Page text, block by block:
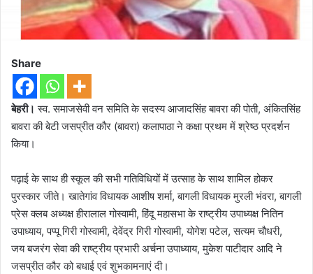
Share
बेहरी। स्व. समाजसेवी वन समिति के सदस्य आजादसिंह बावरा की पोती, अंकितसिंह
बावरा की बेटी जसप्रीत कौर (बावरा) कलापाठा ने कक्षा प्रथम में श्रेष्ठ प्रदर्शन
किया।
पढ़ाई के साथ ही स्कूल की सभी गतिविधियों में उत्साह के साथ शामिल होकर
पुरस्कार जीते। खातेगांव विधायक आशीष शर्मा, बागली विधायक मुरली भंवरा, बागली
प्रेस क्लब अध्यक्ष हीरालाल गोस्वामी, हिंदू महासभा के राष्ट्रीय उपाध्यक्ष नितिन
उपाध्याय, पप्पू गिरी गोस्वामी, देवेंद्र गिरी गोस्वामी, योगेश पटेल, सत्यम चौधरी,
जय बजरंग सेवा की राष्ट्रीय प्रभारी अर्चना उपाध्याय, मुकेश पाटीदार आदि ने
जसप्रीत कौर को बधाई एवं शुभकामनाएं दी।